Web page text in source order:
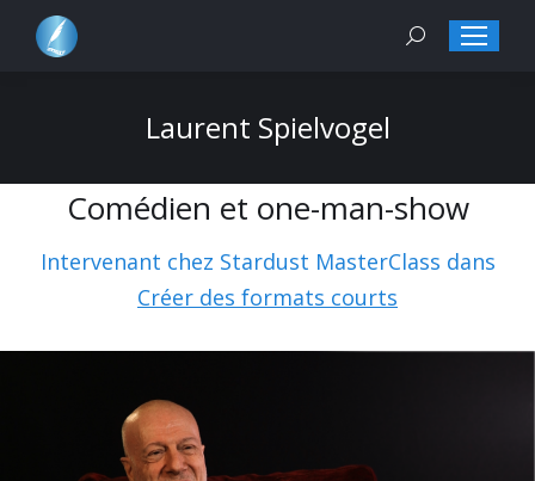
Search:
Laurent Spielvogel
Comédien et one-man-show
Intervenant chez Stardust MasterClass dans
Créer des formats courts